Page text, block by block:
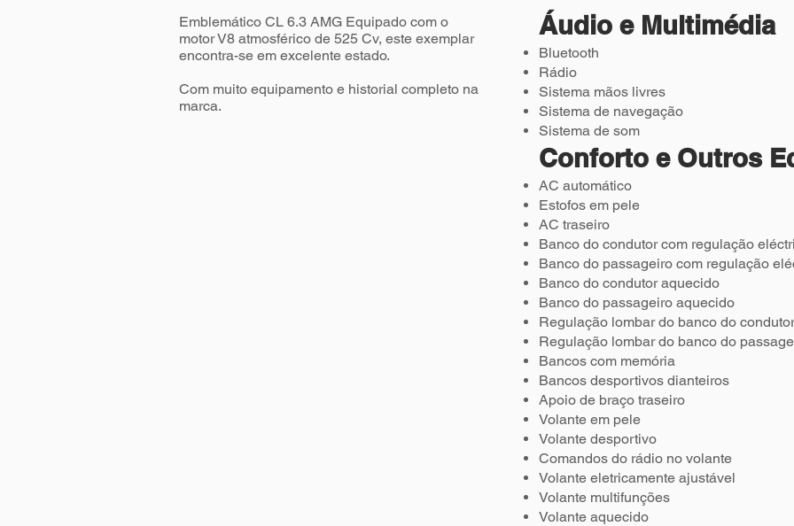
Emblemático CL 6.3 AMG Equipado com o
motor V8 atmosférico de 525 Cv, este exemplar
encontra-se em excelente estado.
Com muito equipamento e historial completo na
marca.
Áudio e Multimédia
Bluetooth
Rádio
Sistema mãos livres
Sistema de navegação
Sistema de som
Conforto e Outros
AC automático
Estofos em pele
AC traseiro
Banco do condutor com regulação
Banco do passageiro com regulação
Banco do condutor aquecido
Banco do passageiro aquecido
Regulação lombar do banco do
Regulação lombar do banco do
Bancos com memória
Bancos desportivos dianteiros
Apoio de braço traseiro
Volante em pele
Volante desportivo
Comandos do rádio no volante
Volante eletricamente ajustável
Volante multifunções
Volante aquecido